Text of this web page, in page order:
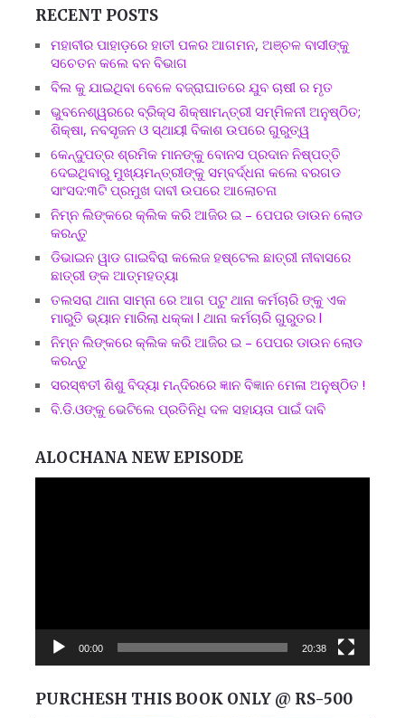
RECENT POSTS
ମହାବୀର ପାହାଡ଼ରେ ହାତୀ ପଳର ଆଗମନ, ଅଞ୍ଚଳ ବାସୀଙ୍କୁ
ସଚେତନ କଲେ ବନ ବିଭାଗ
ବିଲ କୁ ଯାଇଥିବା ବେଳେ ବଜ୍ରାଘାତରେ ଯୁବ ଚାଷୀ ର ମୃତ
ଭୁବନେଶ୍ୱରରେ ବ୍ରିକ୍ସ ଶିକ୍ଷାମନ୍ତ୍ରୀ ସମ୍ମିଳନୀ ଅନୁଷ୍ଠିତ;
ଶିକ୍ଷା, ନବସୃଜନ ଓ ସ୍ଥାୟୀ ବିକାଶ ଉପରେ ଗୁରୁତ୍ୱ
କେନ୍ଦୁପତ୍ର ଶ୍ରମିକ ମାନଙ୍କୁ ବୋନସ ପ୍ରଦାନ ନିଷ୍ପତ୍ତି
ଦେଇଥିବାରୁ ମୁଖ୍ୟମନ୍ତ୍ରୀଙ୍କୁ ସମ୍ବର୍ଦ୍ଧନା କଲେ ବରଗଡ
ସାଂସଦ:୩ଟି ପ୍ରମୁଖ ଦାବୀ ଉପରେ ଆଲୋଚନା
ନିମ୍ନ ଲିଙ୍କରେ କ୍ଲିକ କରି ଆଜିର ଇ – ପେପର ଡାଉନ ଲୋଡ
କରନ୍ତୁ
ଡିଭାଇନ ୱାଡ ଗାଇବିରା କଲେଜ ହଷ୍ଟେଲ ଛାତ୍ରୀ ନୀବାସରେ
ଛାତ୍ରୀ ଙ୍କ ଆତ୍ମହତ୍ୟା
ତଲସରା ଥାନା ସାମ୍ନା ରେ ଆଗ ପଟୁ ଥାନା କର୍ମଚାରି ଙ୍କୁ ଏକ
ମାରୁତି ଭ୍ୟାନ ମାରିଲା ଧକ୍କା l ଥାନା କର୍ମଚାରି ଗୁରୁତର l
ନିମ୍ନ ଲିଙ୍କରେ କ୍ଲିକ କରି ଆଜିର ଇ – ପେପର ଡାଉନ ଲୋଡ
କରନ୍ତୁ
ସରସ୍ଵତୀ ଶିଶୁ ବିଦ୍ୟା ମନ୍ଦିରରେ ଜ୍ଞାନ ବିଜ୍ଞାନ ମେଳା ଅନୁଷ୍ଠିତ !
ବି.ଡି.ଓଙ୍କୁ ଭେଟିଲେ ପ୍ରତିନିଧି ଦଳ ସହାୟତା ପାଇଁ ଦାବି
ALOCHANA NEW EPISODE
00:00 20:38
PURCHESH THIS BOOK ONLY @ RS-500